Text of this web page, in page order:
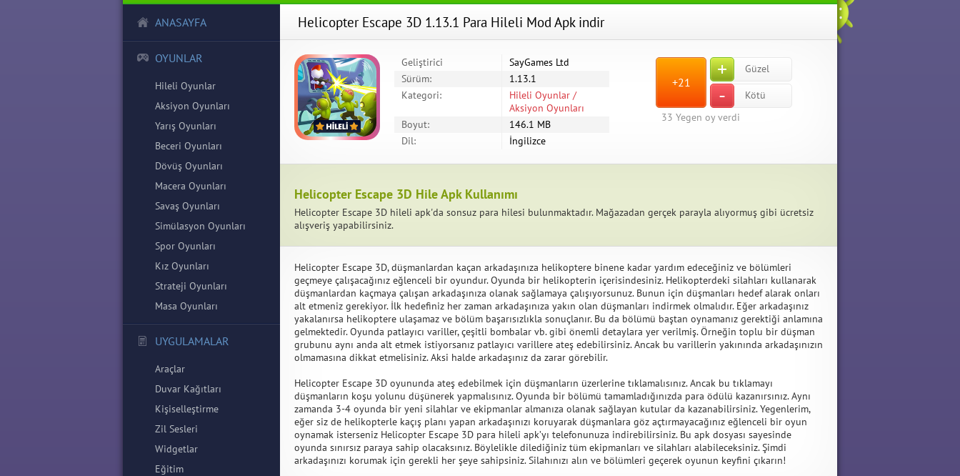
ANASAYFA
OYUNLAR
Hileli Oyunlar
Aksiyon Oyunları
Yarış Oyunları
Beceri Oyunları
Dövüş Oyunları
Macera Oyunları
Savaş Oyunları
Simülasyon Oyunları
Spor Oyunları
Kız Oyunları
Strateji Oyunları
Masa Oyunları
UYGULAMALAR
Araçlar
Duvar Kağıtları
Kişiselleştirme
Zil Sesleri
Widgetlar
Eğitim
Helicopter Escape 3D 1.13.1 Para Hileli Mod Apk indir
Geliştirici
SayGames Ltd
Sürüm:
1.13.1
Kategori:
Hileli Oyunlar /
Aksiyon Oyunları
Boyut:
146.1 MB
Dil:
İngilizce
+21
+ Güzel
-
Kötü
33 Yegen oy verdi
Helicopter Escape 3D Hile Apk Kullanımı
Helicopter Escape 3D hileli apk'da sonsuz para hilesi bulunmaktadır. Mağazadan gerçek parayla alıyormuş gibi ücretsiz
alışveriş yapabilirsiniz.
Helicopter Escape 3D, düşmanlardan kaçan arkadaşınıza helikoptere binene kadar yardım edeceğiniz ve bölümleri
geçmeye çalışacağınız eğlenceli bir oyundur. Oyunda bir helikopterin içerisindesiniz. Helikopterdeki silahları kullanarak
düşmanlardan kaçmaya çalışan arkadaşınıza olanak sağlamaya çalışıyorsunuz. Bunun için düşmanları hedef alarak onları
alt etmeniz gerekiyor. İlk hedefiniz her zaman arkadaşınıza yakın olan düşmanları indirmek olmalıdır. Eğer arkadaşınız
yakalanırsa helikoptere ulaşamaz ve bölüm başarısızlıkla sonuçlanır. Bu da bölümü baştan oynamanız gerektiği anlamına
gelmektedir. Oyunda patlayıcı variller, çeşitli bombalar vb. gibi önemli detaylara yer verilmiş. Örneğin toplu bir düşman
grubunu aynı anda alt etmek istiyorsanız patlayıcı varillere ateş edebilirsiniz. Ancak bu varillerin yakınında arkadaşınızın
olmamasına dikkat etmelisiniz. Aksi halde arkadaşınız da zarar görebilir.
Helicopter Escape 3D oyununda ateş edebilmek için düşmanların üzerlerine tıklamalısınız. Ancak bu tıklamayı
düşmanların koşu yolunu düşünerek yapmalısınız. Oyunda bir bölümü tamamladığınızda para ödülü kazanırsınız. Aynı
zamanda 3-4 oyunda bir yeni silahlar ve ekipmanlar almanıza olanak sağlayan kutular da kazanabilirsiniz. Yegenlerim,
eğer siz de helikopterle kaçış planı yapan arkadaşınızı koruyarak düşmanlara göz açtırmayacağınız eğlenceli bir oyun
oynamak isterseniz Helicopter Escape 3D para hileli apk’yı telefonunuza indirebilirsiniz. Bu apk dosyası sayesinde
oyunda sınırsız paraya sahip olacaksınız. Böylelikle dilediğiniz tüm ekipmanları ve silahları alabileceksiniz. Şimdi
arkadaşınızı korumak için gerekli her şeye sahipsiniz. Silahınızı alın ve bölümleri geçerek oyunun keyfini çıkarın!